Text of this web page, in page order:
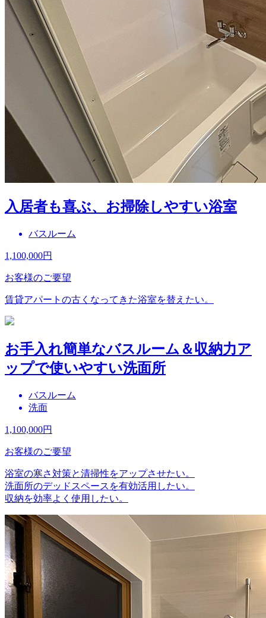
入居者も喜ぶ、お掃除しやすい浴室
バスルーム
1,100,000円
お客様のご要望
賃貸アパートの古くなってきた浴室を替えたい。
お手入れ簡単なバスルーム＆収納力ア
ップで使いやすい洗面所
バスルーム
洗面
1,100,000円
お客様のご要望
浴室の寒さ対策と清掃性をアップさせたい。
洗面所のデッドスペースを有効活用したい。
収納を効率よく使用したい。